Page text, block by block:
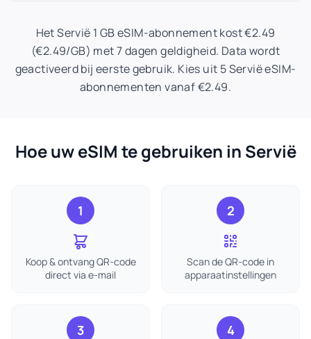
Het Servië 1 GB eSIM-abonnement kost €2.49
(€2.49/GB) met 7 dagen geldigheid. Data wordt
geactiveerd bij eerste gebruik. Kies uit 5 Servië eSIM-
abonnementen vanaf €2.49.
Hoe uw eSIM te gebruiken in Servië
1
Koop & ontvang QR-code
direct via e-mail
2
Scan de QR-code in
apparaatinstellingen
3 4